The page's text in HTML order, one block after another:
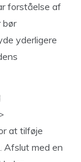
forståelse af
bør
yderligere
at tilføje
med en